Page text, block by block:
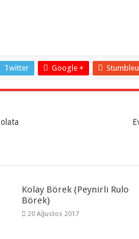
Twitter Google +
Kolay Börek (Peynirli Rulo
Börek)
20 Ağustos 2017